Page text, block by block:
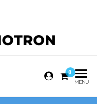
0
MENU